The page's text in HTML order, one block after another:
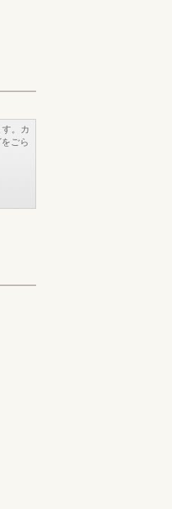
。カ
ごら